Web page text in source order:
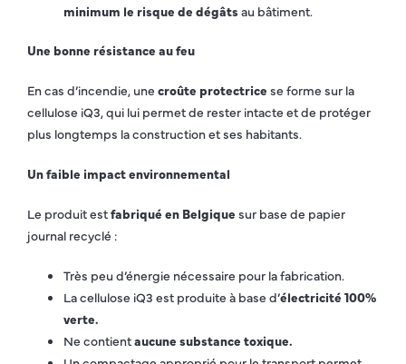
minimum le risque de dégâts au bâtiment.
Une bonne résistance au feu
En cas d’incendie, une croûte protectrice se forme sur la
cellulose iQ3, qui lui permet de rester intacte et de protéger
plus longtemps la construction et ses habitants.
Un faible impact environnemental
Le produit estfabriqué en Belgique sur base de papier
journal recyclé :
Très peu d’énergie nécessaire pour la fabrication.
La cellulose iQ3 est produite à base d’électricité 100%
verte.
Ne contientaucune substance toxique.